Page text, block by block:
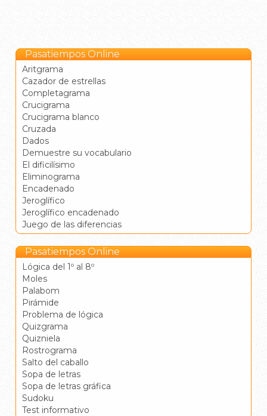
Pasatiempos Online
Aritgrama
Cazador de estrellas
Completagrama
Crucigrama
Crucigrama blanco
Cruzada
Dados
Demuestre su vocabulario
El dificilísimo
Eliminograma
Encadenado
Jeroglífico
Jeroglífico encadenado
Juego de las diferencias
Pasatiempos Online
Lógica del 1º al 8º
Moles
Palabom
Pirámide
Problema de lógica
Quizgrama
Quizniela
Rostrograma
Salto del caballo
Sopa de letras
Sopa de letras gráfica
Sudoku
Test informativo